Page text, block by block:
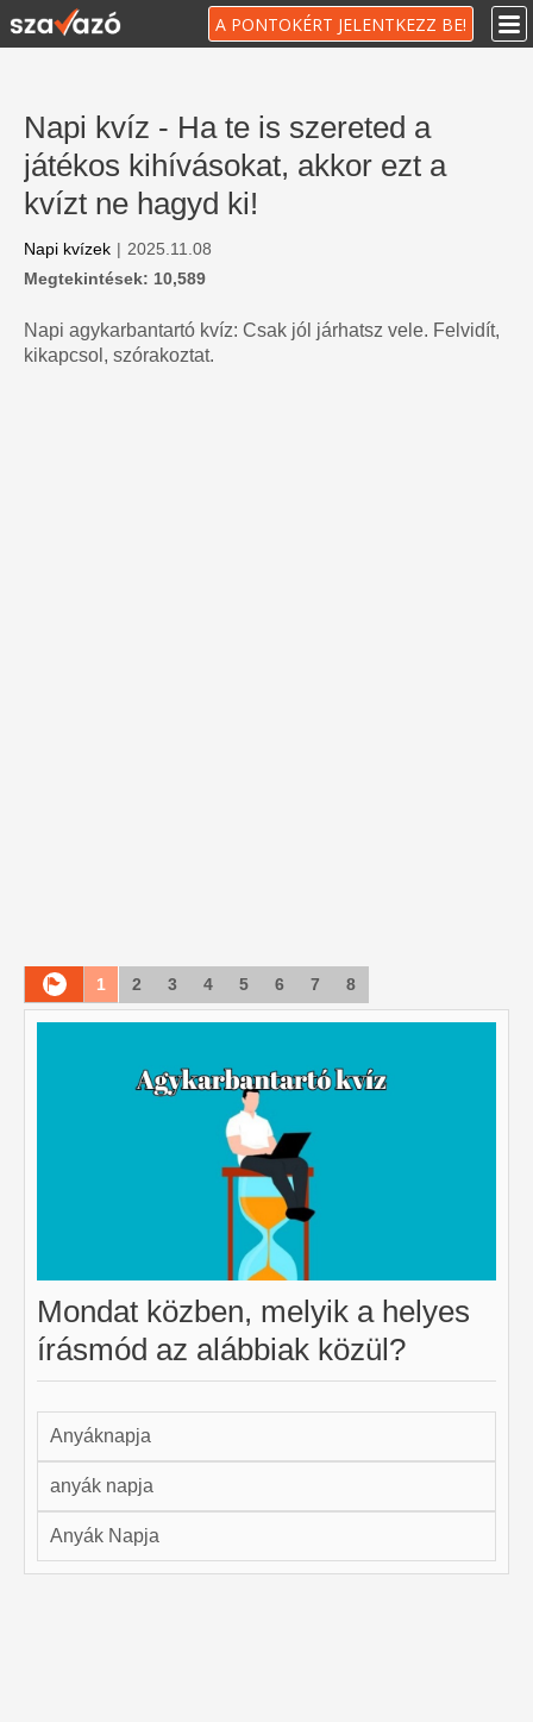
A PONTOKÉRT JELENTKEZZ BE!
Napi kvíz - Ha te is szereted a
játékos kihívásokat, akkor ezt a
kvízt ne hagyd ki!
Napi kvízek | 2025.11.08
Megtekintések: 10,589
Napi agykarbantartó kvíz: Csak jól járhatsz vele. Felvidít,
kikapcsol, szórakoztat.
1 2 3 4 5 6 7 8
Mondat közben, melyik a helyes
írásmód az alábbiak közül?
Anyáknapja
anyák napja
Anyák Napja